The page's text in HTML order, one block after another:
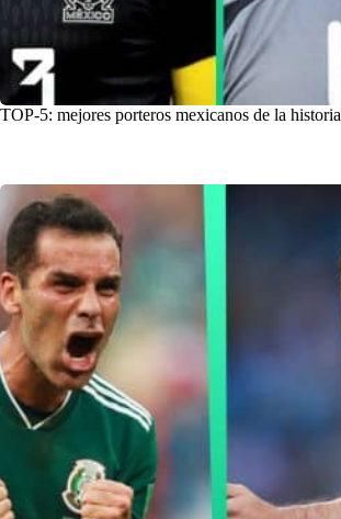
TOP-5: mejores porteros mexicanos de la historia